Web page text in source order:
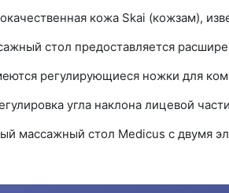
кожа Skai (кожзам),
стол предоставляется
регулирующиеся ножки для
угла наклона лицевой
массажный стол Medicus с двумя